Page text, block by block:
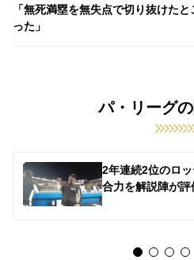
「無死満塁を無失点で切り抜けた
った」
パ・リーグ
2年連続2位のロ
合力を解説陣が評